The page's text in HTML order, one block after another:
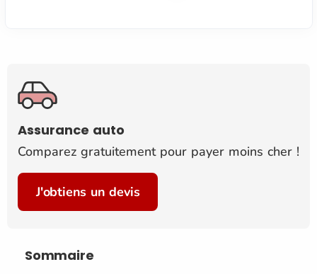
Assurance auto
Comparez gratuitement pour payer moins cher !
J'obtiens un devis
Sommaire